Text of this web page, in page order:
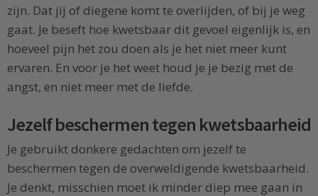
zijn. Dat jij of diegene komt te overlijden, of bij je weg
gaat. Je beseft hoe kwetsbaar dit gevoel eigenlijk is, en
hoeveel pijn het zou doen als je het niet meer kunt
ervaren. En voor je het weet houd je je bezig met de
angst, en niet meer met de liefde.
Jezelf beschermen tegen kwetsbaarheid
Je gebruikt donkere gedachten om jezelf te
beschermen tegen de overweldigende kwetsbaarheid.
Je denkt, misschien moet ik minder diep mee gaan in